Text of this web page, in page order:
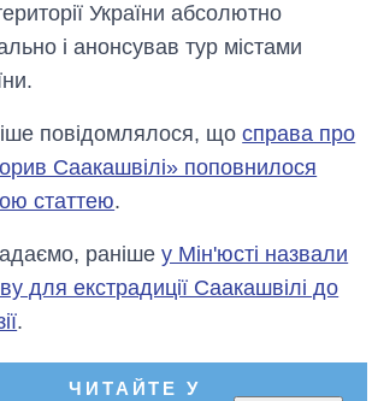
України абсолютно
і анонсував тур містами
повідомлялося, щосправа про
Саакашвілі» поповнилося
статтею.
ранішеу Мін'юсті назвали
для екстрадиції Саакашвілі до
.
ЧИТАЙТЕ У